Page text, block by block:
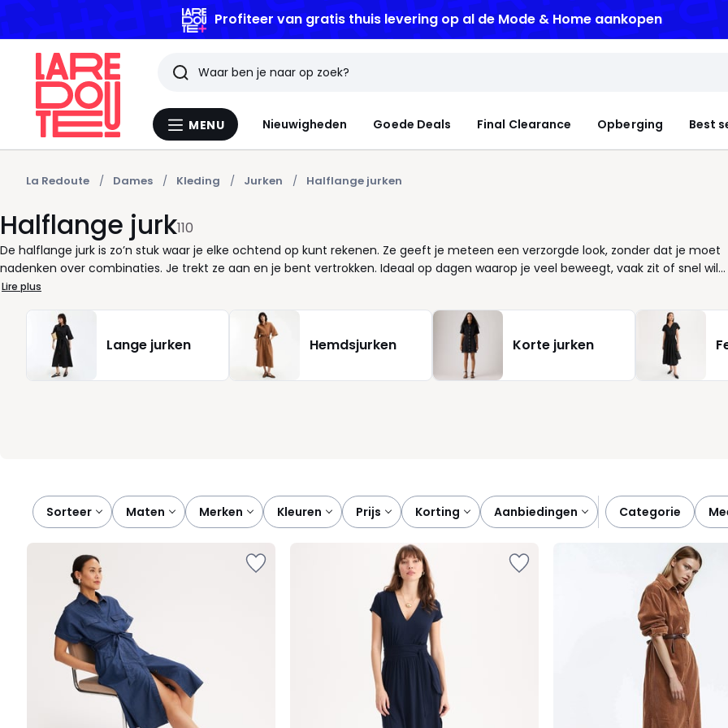
Profiteer van gratis thuis leveringop al de Mode & Home aankopen
Menu
MENU Nieuwigheden Goede Deals Final Clearance Opberging Best
Zoeken
Laatst
bekeken
artikelen
La Redoute Dames Kleding Jurken Halflange jurken
Halflange jurk110
De halflange jurk is zo’n stuk waar je elke ochtend op kunt rekenen. Ze geeft je meteen een verzorgde look, zonder dat je moet
nadenken over combinaties. Je trekt ze aan en je bent vertrokken. Ideaal op dagen waarop je veel beweegt, vaak zit of snel wil
schakelen tussen afspraken. Bij La Redoute letten we op snits die vlot volgen zonder te knellen. Dat voelt comfortabel aan, ook
zodat jij je zeker voelt van ’s morgens tot ’s avonds. Praktisch in gebruik ook: ze blijft netjes wanneer je stapt, zit of onderweg
bent. Met de juiste lengte hoef je niet constant te corrigeren. Dat geeft rust. Of je nu houdt van strak en eenvoudig of liever
met karakter kiest, dit is een jurk die meegroeit met jouw ritme. Een betrouwbare keuze voor wie stijl wil, zonder gedoe.
Lire plus
Lange jurken Hemdsjurken Korte jurken
Sorteer
maten merken kleuren prijs korting aanbiedingen categorie